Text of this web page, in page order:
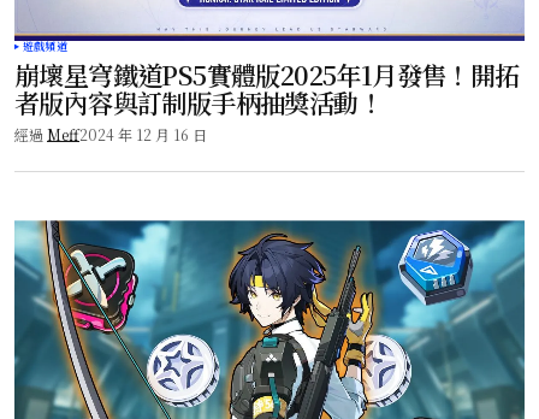
遊戲頻道
崩壞星穹鐵道PS5實體版2025年1月發售！開拓
者版內容與訂制版手柄抽獎活動！
經過 Meff2024 年 12 月 16 日